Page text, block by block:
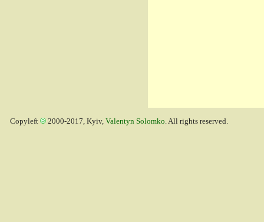
Copyleft 2000-2017, Kyiv, Valentyn Solomko. All rights reserved.